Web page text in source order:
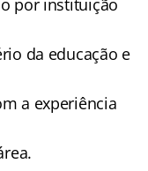
da educação e
a experiência